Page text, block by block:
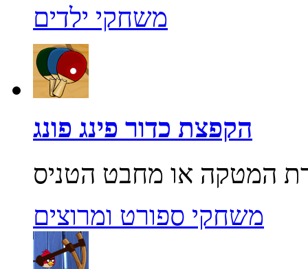
משחקי ילדים
הקפצת כדור פינג פונג
משחקי ספורט ומרוצים